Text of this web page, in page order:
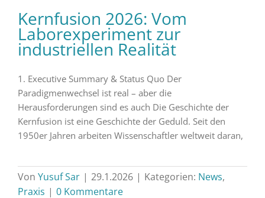
Kernfusion 2026: Vom
Laborexperiment zur
industriellen Realität
1. Executive Summary & Status Quo Der
Paradigmenwechsel ist real – aber die
Herausforderungen sind es auch Die Geschichte der
Kernfusion ist eine Geschichte der Geduld. Seit den
1950er Jahren arbeiten Wissenschaftler weltweit daran,
Von Yusuf Sar | 29.1.2026 | Kategorien: News,
Praxis | 0 Kommentare